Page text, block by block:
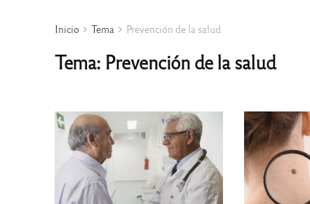
Inicio Tema Prevención de la salud
Tema: Prevención de la salud